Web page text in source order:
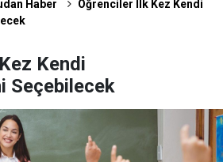
Haber
Öğrenciler İlk Kez Kendi
Kendi
Seçebilecek